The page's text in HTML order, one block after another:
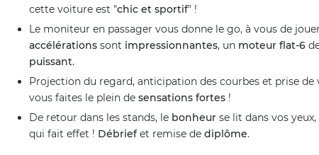
cette voiture est "chic et sportif" !
Le moniteur en passager vous donne le go, à vous de
accélérations sont impressionnantes, un moteur flat-6
puissant.
Projection du regard, anticipation des courbes et prise de
vous faites le plein de sensations fortes !
De retour dans les stands, le bonheur se lit dans vos
qui fait effet ! Débriefet remise de diplôme.